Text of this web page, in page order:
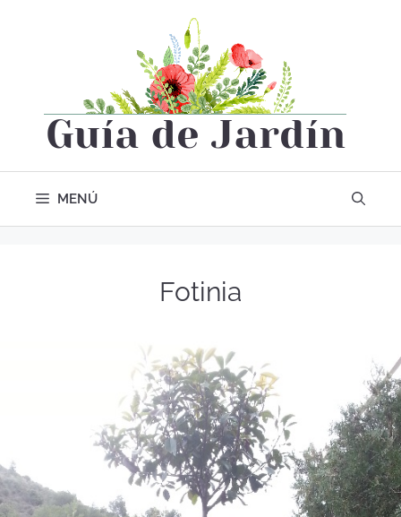
MENÚ
Fotinia